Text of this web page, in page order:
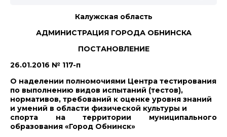
Калужская область
АДМИНИСТРАЦИЯ ГОРОДА ОБНИНСКА
ПОСТАНОВЛЕНИЕ
26.01.2016 № 117-п
О наделении полномочиями Центра тестирования
по выполнению видов испытаний (тестов),
нормативов, требований к оценке уровня знаний
и умений в области физической культуры и
спорта на территории муниципального
образования «Город Обнинск»